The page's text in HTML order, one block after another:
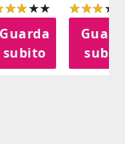
Guarda
subito